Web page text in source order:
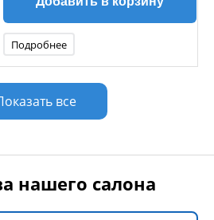
Подробнее
все
нашего салона